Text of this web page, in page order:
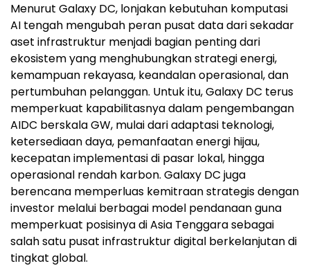
Menurut Galaxy DC, lonjakan kebutuhan komputasi
AI tengah mengubah peran pusat data dari sekadar
aset infrastruktur menjadi bagian penting dari
ekosistem yang menghubungkan strategi energi,
kemampuan rekayasa, keandalan operasional, dan
pertumbuhan pelanggan. Untuk itu, Galaxy DC terus
memperkuat kapabilitasnya dalam pengembangan
AIDC berskala GW, mulai dari adaptasi teknologi,
ketersediaan daya, pemanfaatan energi hijau,
kecepatan implementasi di pasar lokal, hingga
operasional rendah karbon. Galaxy DC juga
berencana memperluas kemitraan strategis dengan
investor melalui berbagai model pendanaan guna
memperkuat posisinya di Asia Tenggara sebagai
salah satu pusat infrastruktur digital berkelanjutan di
tingkat global.